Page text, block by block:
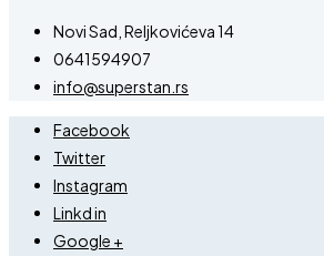
Novi Sad, Reljkovićeva 14
0641594907
info@superstan.rs
Facebook
Twitter
Instagram
Linkd in
Google +